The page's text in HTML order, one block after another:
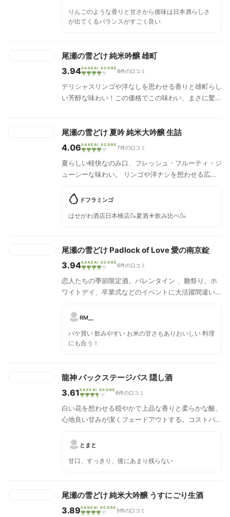
りんごのような香りと甘さから後味は日本酒らしさ
が出てくるバランスがすごく良い
尾瀬の雪どけ 純米吟醸 雄町
3.94SAKEAI SCORE 8件の口コミ
デリシャスリンゴや洋なしを思わせる香りと雄町らし
い芳醇な味わい！この価格でこの味わい、まさに驚嘆
れの良い後口が特徴です。
尾瀬の雪どけ 夏吟 純米大吟醸 生詰
4.06SAKEAI SCORE 7件の口コミ
夏らしい軽快なのみ口、フレッシュ・フルーティ・ジ
ューシーな味わい。 リンゴや洋ナシを想わせる広が
を裏切らない、安定の酒質と品質でこの夏もお届けい
ドフラミンゴ
はせがわ酒店日本橋店🍶夏酒☀️飲み比べ🍶
尾瀬の雪どけ Padlock of Love 愛の南京錠
3.94SAKEAI SCORE 6件の口コミ
恋人たちの季節限定酒。バレンタイン 、雛祭り、ホ
ワイトデイ、卒業式などのイベントに大活躍間違いな
酒です。スイートな口当たりです。
RM__
パケ買い 飲みやすい お米の甘さもありおいしい 料理
にも合う！
龍神 バックステージパス 隠し酒
3.61SAKEAI SCORE 6件の口コミ
白い花を想わせる穏やかで上品な香りと柔らかな酸、
心地良い甘みが潔くフェードアウトする。コストパフ
とまと
甘口、すっきり、後にあまり残らない
尾瀬の雪どけ 純米大吟醸 うすにごり生酒
3.89SAKEAI SCORE 5件の口コミ